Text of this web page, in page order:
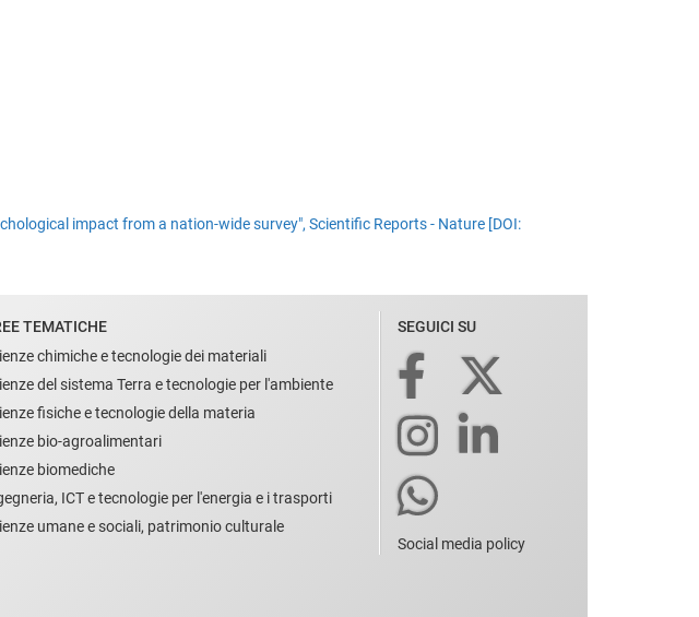
impact from a nation-wide survey", Scientific Reports - Nature [DOI:
TEMATICHE
chimiche e tecnologie dei materiali
del sistema Terra e tecnologie per l'ambiente
fisiche e tecnologie della materia
bio-agroalimentari
biomediche
ICT e tecnologie per l'energia e i trasporti
umane e sociali, patrimonio culturale
SEGUICI SU
Social media policy